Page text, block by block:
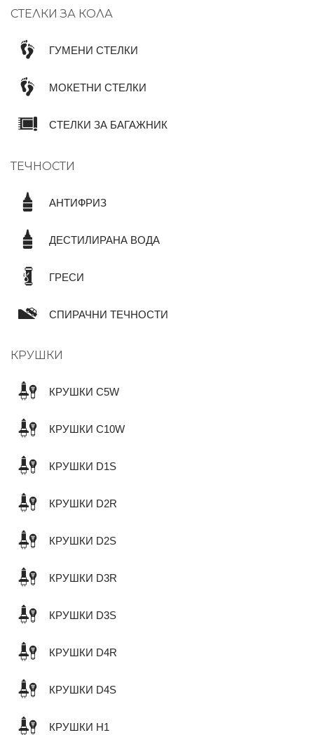
СТЕЛКИ ЗА КОЛА
ГУМЕНИ СТЕЛКИ
МОКЕТНИ СТЕЛКИ
СТЕЛКИ ЗА БАГАЖНИК
ТЕЧНОСТИ
АНТИФРИЗ
ДЕСТИЛИРАНА ВОДА
ГРЕСИ
СПИРАЧНИ ТЕЧНОСТИ
КРУШКИ
КРУШКИ C5W
КРУШКИ C10W
КРУШКИ D1S
КРУШКИ D2R
КРУШКИ D2S
КРУШКИ D3R
КРУШКИ D3S
КРУШКИ D4R
КРУШКИ D4S
КРУШКИ H1